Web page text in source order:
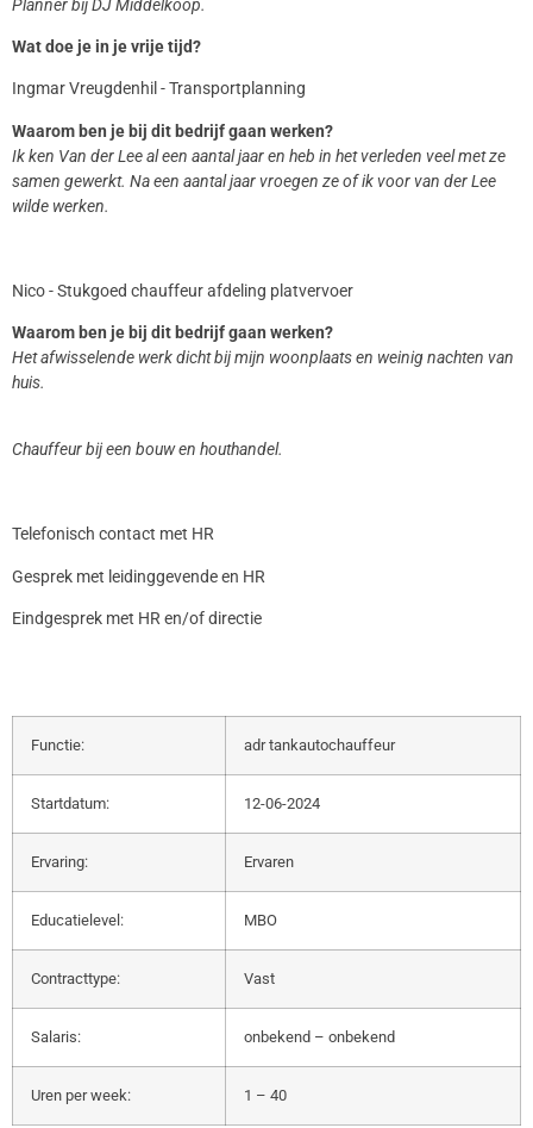
Planner bij DJ Middelkoop.
Wat doe je in je vrije tijd?
Ingmar Vreugdenhil - Transportplanning
Waarom ben je bij dit bedrijf gaan werken?
Ik ken Van der Lee al een aantal jaar en heb in het verleden veel met ze
samen gewerkt. Na een aantal jaar vroegen ze of ik voor van der Lee
wilde werken.
Nico - Stukgoed chauffeur afdeling platvervoer
Waarom ben je bij dit bedrijf gaan werken?
Het afwisselende werk dicht bij mijn woonplaats en weinig nachten van
huis.
Chauffeur bij een bouw en houthandel.
Telefonisch contact met HR
Gesprek met leidinggevende en HR
Eindgesprek met HR en/of directie
Functie: adr tankautochauffeur
Startdatum: 12-06-2024
Ervaring: Ervaren
Educatielevel: MBO
Contracttype: Vast
Salaris: onbekend – onbekend
Uren per week: 1 – 40